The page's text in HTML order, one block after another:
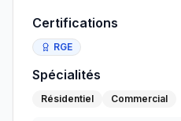
Certifications
RGE
Spécialités
Résidentiel Commercial